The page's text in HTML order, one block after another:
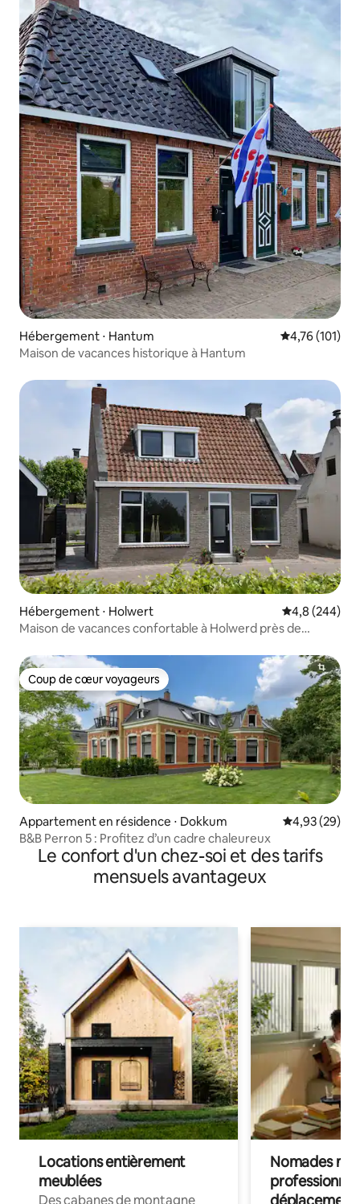
Hébergement ⋅ Hantum Évaluation
4,76 (101)
Maison de vacances historique à Hantum
Hébergement ⋅ Holwert Évaluation
4,8 (244)
Maison de vacances confortable à Holwerd près de
Coup de cœur voyageurs
Coup de cœur voyageurs
Appartement en résidence ⋅ Dokkum Évaluation
4,93 (29)
B&B Perron 5 : Profitez d’un cadre chaleureux
Le confort d'un chez-soi et des tarifs
mensuels avantageux
Locations entièrement
meublées
Nomades